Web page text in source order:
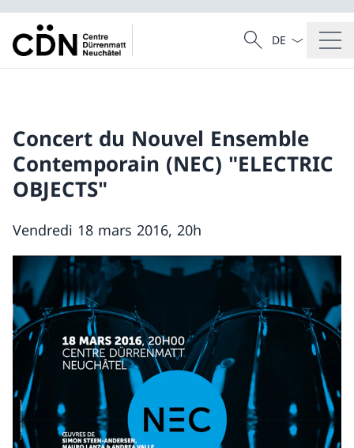
Cercare
Ricerca
Dal menu a
Concert du Nouvel Ensemble
Contemporain (NEC) "ELECTRIC
OBJECTS"
Vendredi 18 mars 2016, 20h